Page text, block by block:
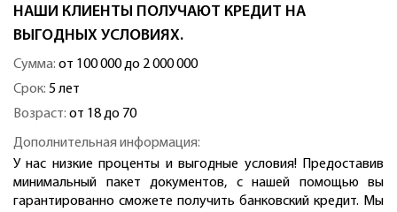
НАШИ КЛИЕНТЫ ПОЛУЧАЮТ КРЕДИТ НА
ВЫГОДНЫХ УСЛОВИЯХ.
Сумма: от 100 000 до 2 000 000
Срок: 5 лет
Возраст: от 18 до 70
Дополнительная информация:
У нас низкие проценты и выгодные условия! Предоставив
минимальный пакет документов, с нашей помощью вы
гарантированно сможете получить банковский кредит. Мы